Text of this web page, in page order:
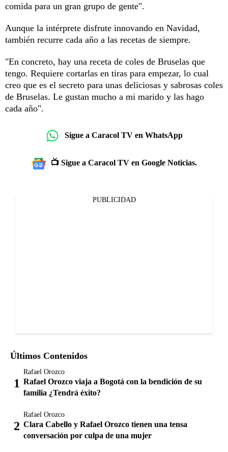
comida para un gran grupo de gente".
Aunque la intérprete disfrute innovando en Navidad,
también recurre cada año a las recetas de siempre.
"En concreto, hay una receta de coles de Bruselas que
tengo. Requiere cortarlas en tiras para empezar, lo cual
creo que es el secreto para unas deliciosas y sabrosas coles
de Bruselas. Le gustan mucho a mi marido y las hago
cada año".
Sigue a Caracol TV en WhatsApp
📺 Sigue a Caracol TV en Google Noticias.
PUBLICIDAD
Últimos Contenidos
Rafael Orozco
Rafael Orozco viaja a Bogotá con la bendición de su
familia ¿Tendrá éxito?
Rafael Orozco
Clara Cabello y Rafael Orozco tienen una tensa
conversación por culpa de una mujer